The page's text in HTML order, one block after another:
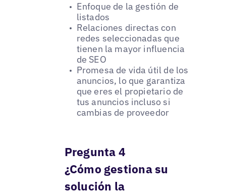
Enfoque de la gestión de
listados
Relaciones directas con
redes seleccionadas que
tienen la mayor influencia
de SEO
Promesa de vida útil de los
anuncios, lo que garantiza
que eres el propietario de
tus anuncios incluso si
cambias de proveedor
Pregunta 4
¿Cómo gestiona su
solución la